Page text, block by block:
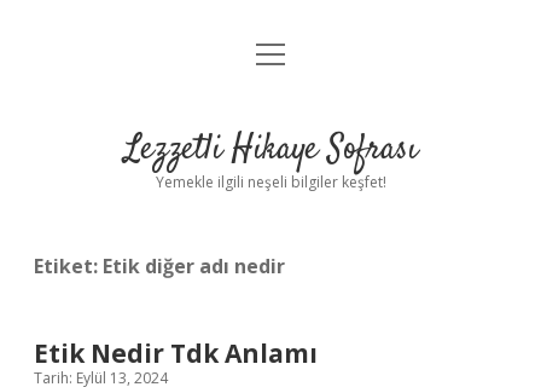
Anasayfa
Yasal Uyarı
menüyü
Lezzetli Hikaye Sofrası
Yemekle ilgili neşeli bilgiler keşfet!
Etiket: Etik diğer adı nedir
Etik Nedir Tdk Anlamı
Tarih: Eylül 13, 2024